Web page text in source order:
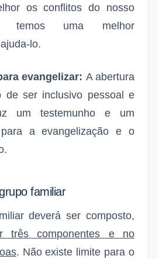
os conflitos do nosso
temos uma melhor
lo.
evangelizar: A abertura
de ser inclusivo pessoal e
um testemunho e um
a evangelização e o
familiar
deverá ser composto,
três componentes e no
. Não existe limite para o